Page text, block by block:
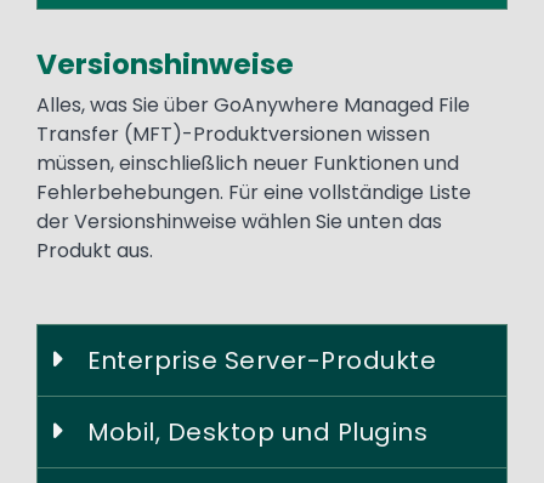
Text
Versionshinweise
Alles, was Sie über GoAnywhere Managed File
Transfer (MFT)-Produktversionen wissen
müssen, einschließlich neuer Funktionen und
Fehlerbehebungen. Für eine vollständige Liste
der Versionshinweise wählen Sie unten das
Produkt aus.
Enterprise Server-Produkte
Mobil, Desktop und Plugins